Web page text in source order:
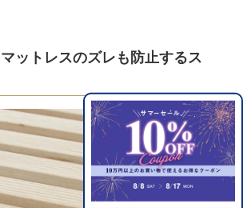
ットレスのズレも防止するス